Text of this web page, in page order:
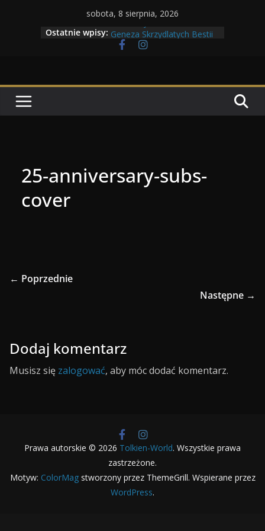
sobota, 8 sierpnia, 2026
Ostatnie wpisy:
Maratony filmowe 2026
Geneza Skrzydlatych Bestii
Wojna krasnoludów z elfami
25-anniversary-subs-
cover
← Poprzednie
Następne →
Dodaj komentarz
Musisz się zalogować, aby móc dodać komentarz.
Prawa autorskie © 2026 Tolkien-World. Wszystkie prawa
zastrzeżone.
Motyw: ColorMagstworzony przez ThemeGrill. Wspierane przez
WordPress.